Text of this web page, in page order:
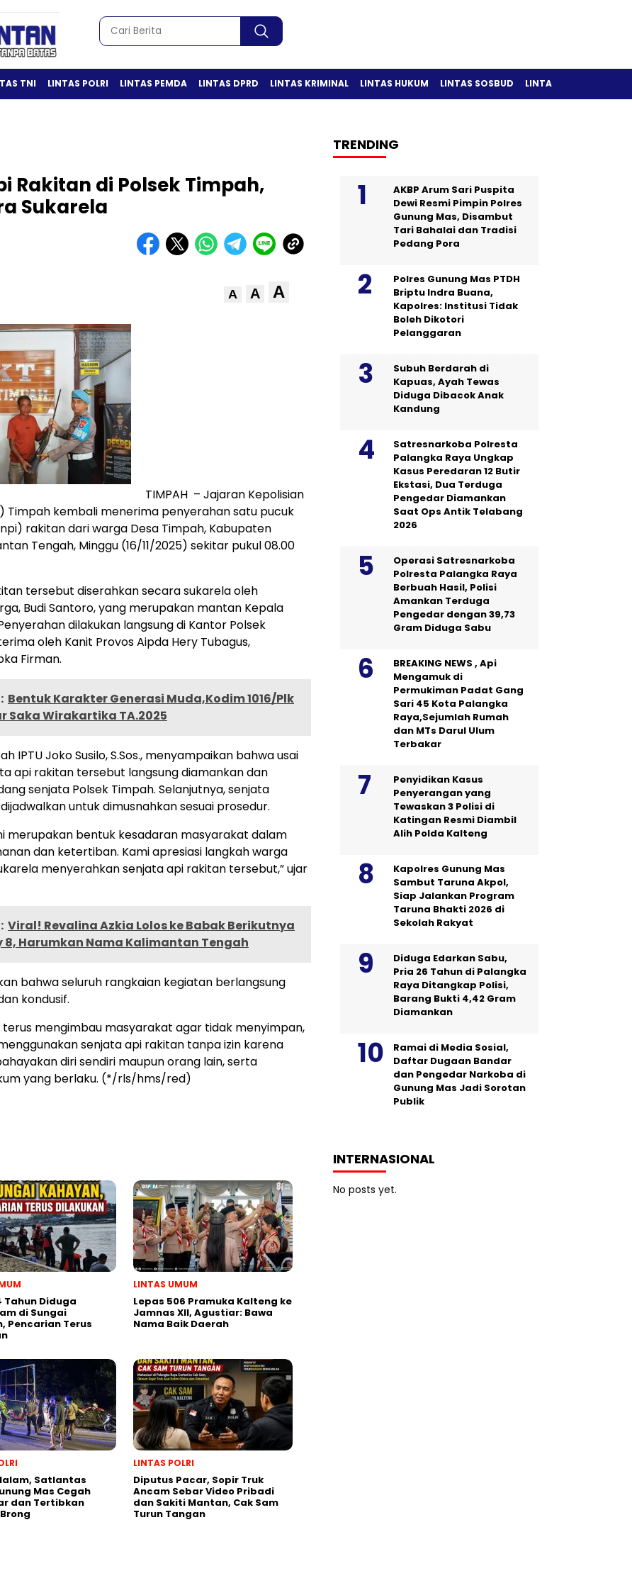
TNI LINTAS POLRI LINTAS PEMDA LINTAS DPRD LINTAS KRIMINAL LINTAS HUKUM LINTAS SOSBUD LINTAS OLAH RAGA
Rakitan di Polsek Timpah,
Sukarela
A A A
TIMPAH – Jajaran Kepolisian
Timpah kembali menerima penyerahan satu pucuk
rakitan dari warga Desa Timpah, Kabupaten
Tengah, Minggu (16/11/2025) sekitar pukul 08.00
tersebut diserahkan secara sukarela oleh
Budi Santoro, yang merupakan mantan Kepala
dilakukan langsung di Kantor Polsek
oleh Kanit Provos Aipda Hery Tubagus,
Firman.
Bentuk Karakter Generasi Muda,Kodim 1016/Plk
Saka Wirakartika TA.2025
IPTU Joko Susilo, S.Sos., menyampaikan bahwa usai
api rakitan tersebut langsung diamankan dan
senjata Polsek Timpah. Selanjutnya, senjata
untuk dimusnahkan sesuai prosedur.
merupakan bentuk kesadaran masyarakat dalam
dan ketertiban. Kami apresiasi langkah warga
menyerahkan senjata api rakitan tersebut,” ujar
Viral! Revalina Azkia Lolos ke Babak Berikutnya
8, Harumkan Nama Kalimantan Tengah
bahwa seluruh rangkaian kegiatan berlangsung
kondusif.
terus mengimbau masyarakat agar tidak menyimpan,
senjata api rakitan tanpa izin karena
diri sendiri maupun orang lain, serta
yang berlaku. (*/rls/hms/red)
Tahun Diduga
di Sungai
Pencarian Terus
LINTAS UMUM
Lepas 506 Pramuka Kalteng ke
Jamnas XII, Agustiar: Bawa
Nama Baik Daerah
Satlantas
Mas Cegah
dan Tertibkan
LINTAS POLRI
Diputus Pacar, Sopir Truk
Ancam Sebar Video Pribadi
dan Sakiti Mantan, Cak Sam
Turun Tangan
TRENDING
AKBP Arum Sari Puspita
Dewi Resmi Pimpin Polres
Gunung Mas, Disambut
Tari Bahalai dan Tradisi
Pedang Pora
Polres Gunung Mas PTDH
Briptu Indra Buana,
Kapolres: Institusi Tidak
Boleh Dikotori
Pelanggaran
Subuh Berdarah di
Kapuas, Ayah Tewas
Diduga Dibacok Anak
Kandung
Satresnarkoba Polresta
Palangka Raya Ungkap
Kasus Peredaran 12 Butir
Ekstasi, Dua Terduga
Pengedar Diamankan
Saat Ops Antik Telabang
2026
Operasi Satresnarkoba
Polresta Palangka Raya
Berbuah Hasil, Polisi
Amankan Terduga
Pengedar dengan 39,73
Gram Diduga Sabu
BREAKING NEWS , Api
Mengamuk di
Permukiman Padat Gang
Sari 45 Kota Palangka
Raya,Sejumlah Rumah
dan MTs Darul Ulum
Terbakar
Penyidikan Kasus
Penyerangan yang
Tewaskan 3 Polisi di
Katingan Resmi Diambil
Alih Polda Kalteng
Kapolres Gunung Mas
Sambut Taruna Akpol,
Siap Jalankan Program
Taruna Bhakti 2026 di
Sekolah Rakyat
Diduga Edarkan Sabu,
Pria 26 Tahun di Palangka
Raya Ditangkap Polisi,
Barang Bukti 4,42 Gram
Diamankan
Ramai di Media Sosial,
Daftar Dugaan Bandar
dan Pengedar Narkoba di
Gunung Mas Jadi Sorotan
Publik
INTERNASIONAL
No posts yet.